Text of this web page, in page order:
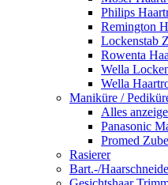
Philips
Remington
Lockenstab
Rowenta
Wella
Wella
Maniküre /
Alles
Panasonic
Promed
Rasierer
Bart.-/